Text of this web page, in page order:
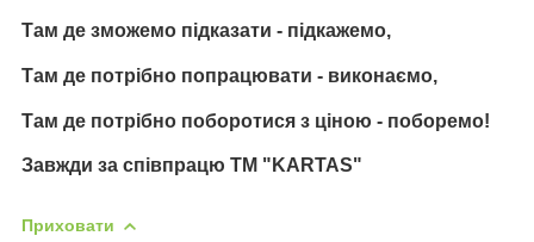
Там де зможемо підказати - підкажемо,
Там де потрібно попрацювати - виконаємо,
Там де потрібно поборотися з ціною - поборемо!
Завжди за співпрацю TM "KARTAS"
Приховати